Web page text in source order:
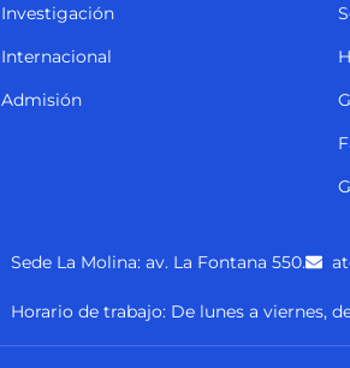
Investigación
Internacional
Admisión
Sede La Molina: av. La Fontana 550.
Horario de trabajo: De lunes a viernes,